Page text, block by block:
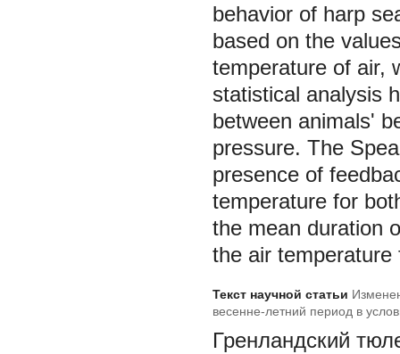
behavior of harp
based on the
temperature of air,
statistical analysis
between animals'
pressure. The
presence of
temperature for
the mean duration
the air temperature
Текст научной статьи
весенне-летний период в
Гренландский